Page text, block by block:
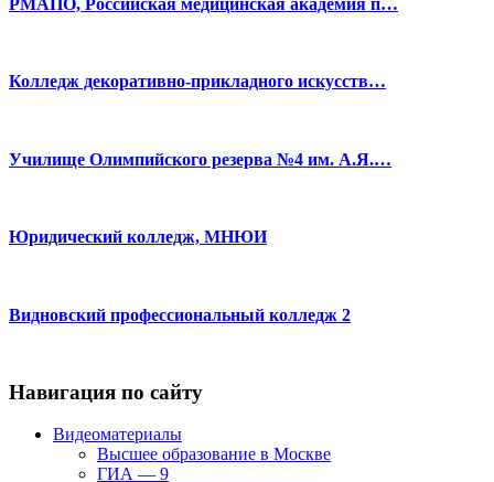
Колледж декоративно-прикладного искусств…
Училище Олимпийского резерва №4 им. А.Я.…
Юридический колледж, МНЮИ
Видновский профессиональный колледж 2
Навигация по сайту
Видеоматериалы
Высшее образование в Москве
ГИА — 9